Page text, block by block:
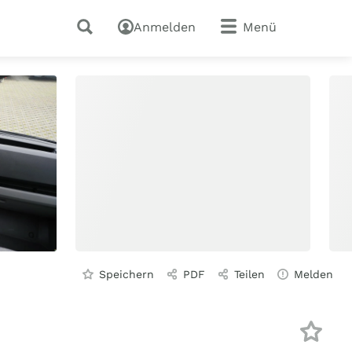
Anmelden Menü
Speichern PDF Teilen Melden